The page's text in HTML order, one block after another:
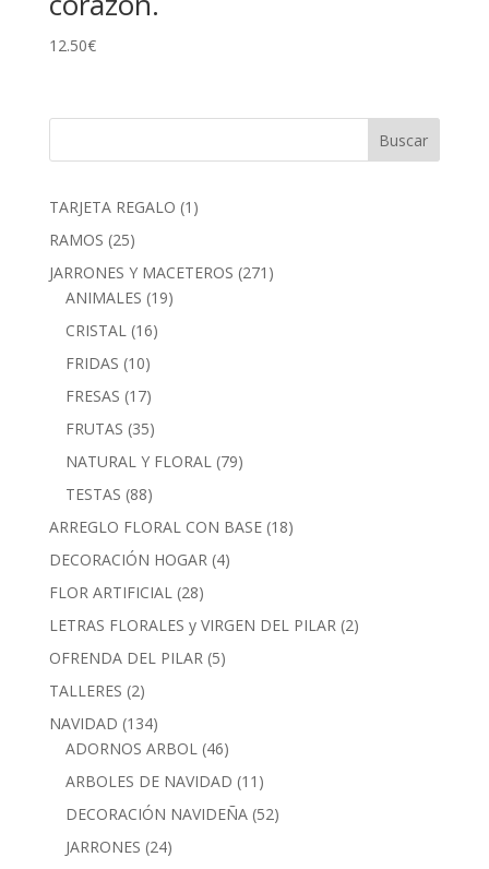
12.50€
TARJETA REGALO 1 1
RAMOS 2525
productos
JARRONES Y MACETEROS 271 271
ANIMALES 1919
CRISTAL 1616
FRIDAS 1010
productos
FRESAS 1717
productos
FRUTAS 3535
productos
NATURAL Y FLORAL 7979
TESTAS 8888
productos
ARREGLO FLORAL CON BASE 1818
DECORACIÓN HOGAR 44
FLOR ARTIFICIAL 2828
productos
LETRAS FLORALES y VIRGEN DEL PILAR 22
OFRENDA DEL PILAR 55
TALLERES 22
productos
NAVIDAD 134134
productos
ADORNOS ARBOL 4646
productos
ARBOLES DE NAVIDAD 11 11
productos
DECORACIÓN NAVIDEÑA 5252
JARRONES 2424